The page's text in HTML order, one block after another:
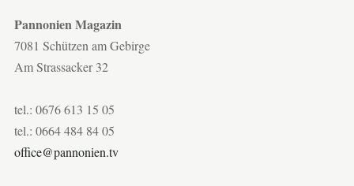
Pannonien Magazin
7081 Schützen am Gebirge
Am Strassacker 32
tel.: 0676 613 15 05
tel.: 0664 484 84 05
office@pannonien.tv